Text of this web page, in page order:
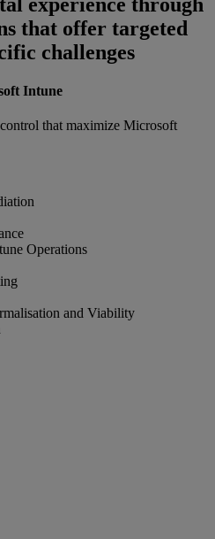
that offer targeted
challenges
Intune
that maximize Microsoft
Operations
and Viability